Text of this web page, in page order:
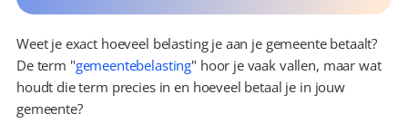
Weet je exact hoeveel belasting je aan je gemeente betaalt?
De term "gemeentebelasting" hoor je vaak vallen, maar wat
houdt die term precies in en hoeveel betaal je in jouw
gemeente?